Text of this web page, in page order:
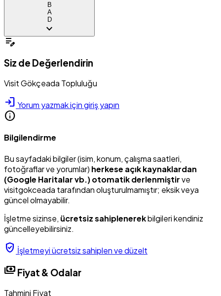
B
A
D
expand_more
edit_note
Siz de Değerlendirin
Visit Gökçeada Topluluğu
login Yorum yazmak için giriş yapın
info
Bilgilendirme
Bu sayfadaki bilgiler (isim, konum, çalışma saatleri,
fotoğraflar ve yorumlar) herkese açık kaynaklardan
(Google Haritalar vb.) otomatik derlenmiştirve
visitgokceada tarafından oluşturulmamıştır; eksik veya
güncel olmayabilir.
İşletme sizinse, ücretsiz sahiplenerekbilgileri kendiniz
güncelleyebilirsiniz.
verified_user İşletmeyi ücretsiz sahiplen ve düzelt
payments Fiyat & Odalar
Tahmini Fiyat